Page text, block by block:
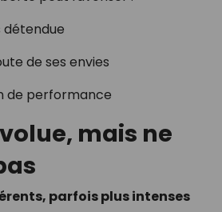
détendue
de ses envies
de performance
mais ne
parfois plus intenses